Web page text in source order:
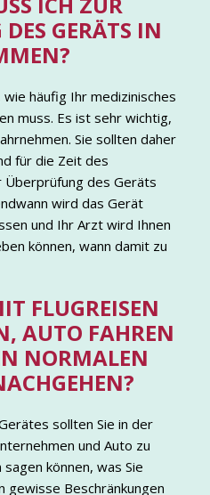
GERÄTS IN
häufig Ihr medizinisches
muss. Es ist sehr wichtig,
Sie sollten daher
für die Zeit des
des Geräts
wird das Gerät
und Ihr Arzt wird Ihnen
können, wann damit zu
FLUGREISEN
AUTO FAHREN
NORMALEN
sollten Sie in der
und Auto zu
können, was Sie
gewisse Beschränkungen